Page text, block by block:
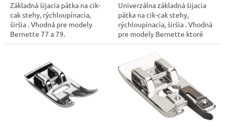
Základná šijacia pätka na cik-
cak stehy, rýchloupínacia,
širšia . Vhodná pre modely
Bernette 77 a 79.
Univerzálna základná šijacia
pätka na cik-cak stehy,
rýchloupínacia, širšia . Vhodná
pre modely Bernette ktoré
umožňujú šírku...